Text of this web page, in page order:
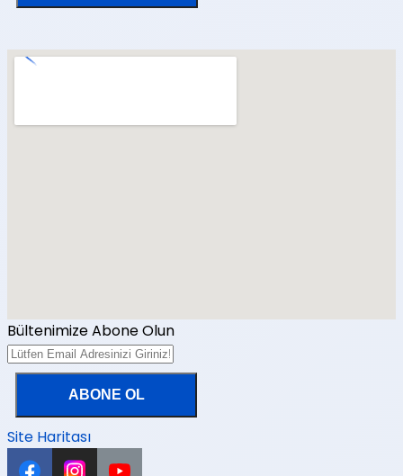
Bültenimize Abone Olun
Site Haritası